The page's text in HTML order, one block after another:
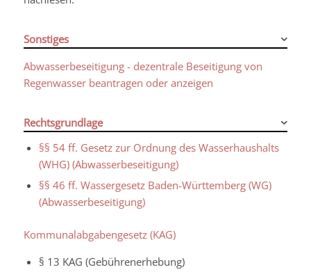
Sonstiges
Abwasserbeseitigung - dezentrale Beseitigung von
Regenwasser beantragen oder anzeigen
Rechtsgrundlage
§§ 54 ff. Gesetz zur Ordnung des Wasserhaushalts
(WHG) (Abwasserbeseitigung)
§§ 46 ff. Wassergesetz Baden-Württemberg (WG)
(Abwasserbeseitigung)
Kommunalabgabengesetz (KAG)
§ 13 KAG (Gebührenerhebung)